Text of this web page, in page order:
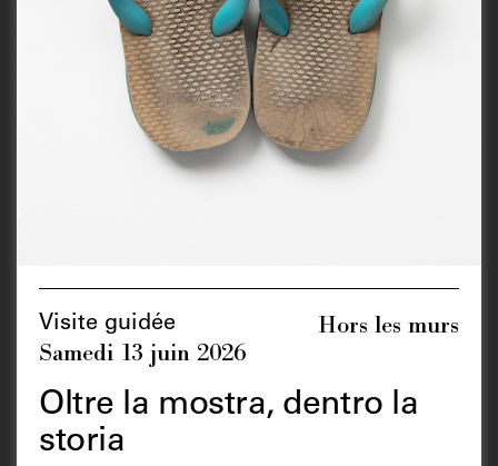
Visite guidée
Samedi 13 juin 2026
Hors les murs
Oltre la mostra, dentro la
storia